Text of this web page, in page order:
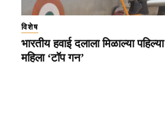
विशेष
भारतीय हवाई दलाला मिळाल्या पहिल्या
महिला ‘टॉप गन’